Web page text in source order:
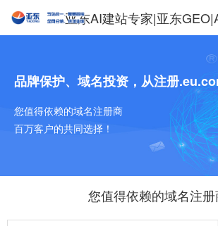
亚东AI建站专家|亚东
品牌保护、域名投资，从注册
您值得依赖的域名注册商
百万客户的共同选择！
您值得依赖的域名注